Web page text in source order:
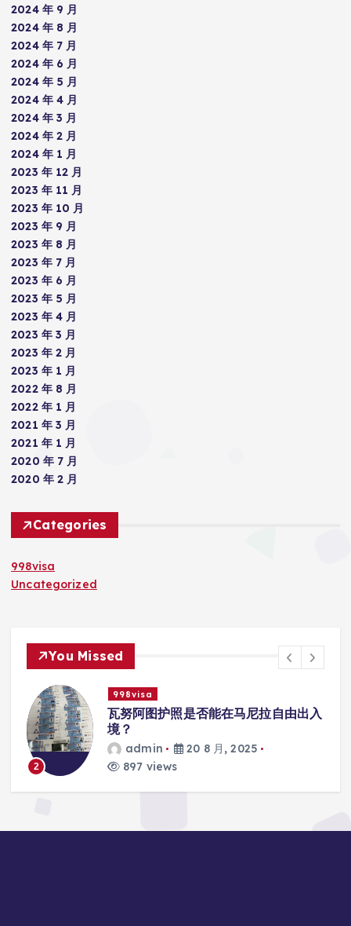
2024 年 9 月
2024 年 8 月
2024 年 7 月
2024 年 6 月
2024 年 5 月
2024 年 4 月
2024 年 3 月
2024 年 2 月
2024 年 1 月
2023 年 12 月
2023 年 11 月
2023 年 10 月
2023 年 9 月
2023 年 8 月
2023 年 7 月
2023 年 6 月
2023 年 5 月
2023 年 4 月
2023 年 3 月
2023 年 2 月
2023 年 1 月
2022 年 8 月
2022 年 1 月
2021 年 3 月
2021 年 1 月
2020 年 7 月
2020 年 2 月
Categories
998visa
Uncategorized
You Missed
3
998visa
瓦努阿图护照是否能在马尼拉使用国际
学校的注册？
admin
20 8 月, 2025
813 views